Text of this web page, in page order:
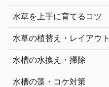
水草を上手に育てるコツ
水草の植替え・レイアウト
水槽の水換え・掃除
水槽の藻・コケ対策